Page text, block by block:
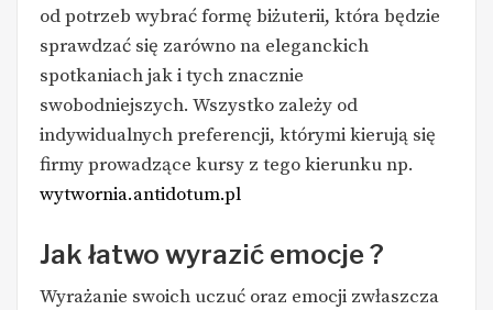
od potrzeb wybrać formę biżuterii, która będzie
sprawdzać się zarówno na eleganckich
spotkaniach jak i tych znacznie
swobodniejszych. Wszystko zależy od
indywidualnych preferencji, którymi kierują się
firmy prowadzące kursy z tego kierunku np.
wytwornia.antidotum.pl
Jak łatwo wyrazić emocje ?
Wyrażanie swoich uczuć oraz emocji zwłaszcza